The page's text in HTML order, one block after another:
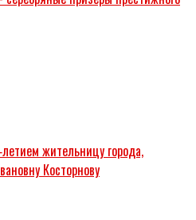
жительницу города,
Косторнову